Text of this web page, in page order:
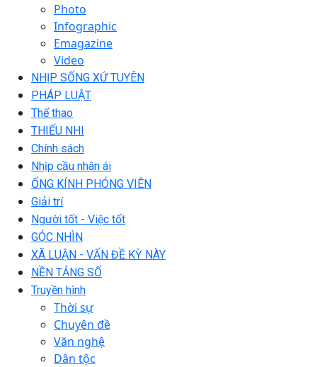
Photo
Infographic
Emagazine
Video
NHỊP SỐNG XỨ TUYÊN
PHÁP LUẬT
Thể thao
THIẾU NHI
Chính sách
Nhịp cầu nhân ái
ỐNG KÍNH PHÓNG VIÊN
Giải trí
Người tốt - Việc tốt
GÓC NHÌN
XÃ LUẬN - VẤN ĐỀ KỲ NÀY
NỀN TẢNG SỐ
Truyền hình
Thời sự
Chuyên đề
Văn nghệ
Dân tộc